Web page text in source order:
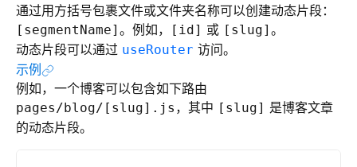
通过用方括号包裹文件或文件夹名称可以创建动态片段：
[segmentName] 。例如， [id] 或 [slug] 。
动态片段可以通过 useRouter 访问。
示例
例如，一个博客可以包含如下路由
pages/blog/[slug].js ，其中 [slug] 是博客文章
的动态片段。